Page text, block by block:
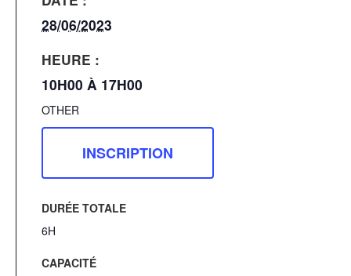
28/06/2023
HEURE :
10H00 À 17H00
OTHER
INSCRIPTION
DURÉE TOTALE
6H
CAPACITÉ